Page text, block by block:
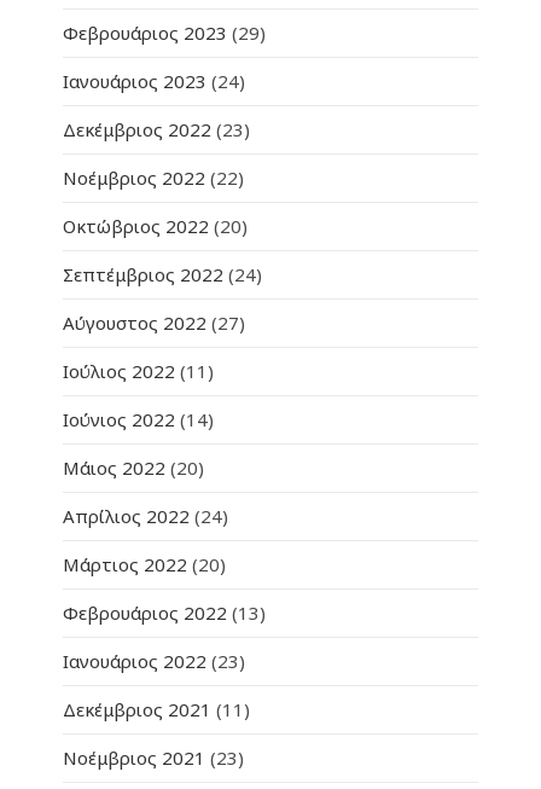
Φεβρουάριος 2023 (29)
Ιανουάριος 2023 (24)
Δεκέμβριος 2022 (23)
Νοέμβριος 2022 (22)
Οκτώβριος 2022 (20)
Σεπτέμβριος 2022 (24)
Αύγουστος 2022 (27)
Ιούλιος 2022 (11)
Ιούνιος 2022 (14)
Μάιος 2022 (20)
Απρίλιος 2022 (24)
Μάρτιος 2022 (20)
Φεβρουάριος 2022 (13)
Ιανουάριος 2022 (23)
Δεκέμβριος 2021 (11)
Νοέμβριος 2021 (23)